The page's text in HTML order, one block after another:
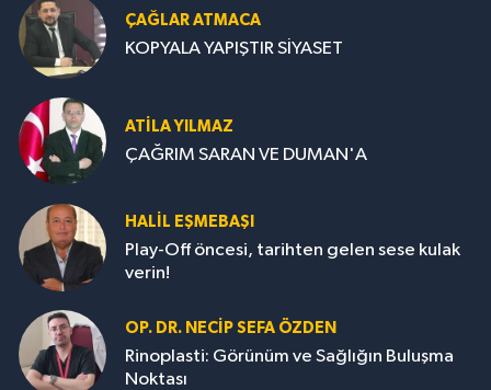
ÇAĞLAR ATMACA
KOPYALA YAPIŞTIR SİYASET
ATILA YILMAZ
ÇAĞRIM SARAN VE DUMAN'A
HALIL EŞMEBAŞI
Play-Off öncesi, tarihten gelen sese kulak
verin!
OP. DR. NECIP SEFA ÖZDEN
Rinoplasti: Görünüm ve Sağlığın Buluşma
Noktası